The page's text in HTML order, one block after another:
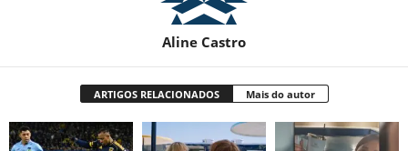
Aline Castro
ARTIGOS RELACIONADOS Mais do autor